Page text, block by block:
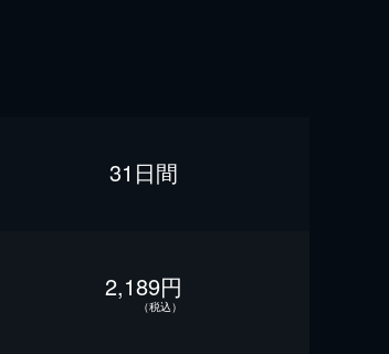
31日間
2,189円
（税込）